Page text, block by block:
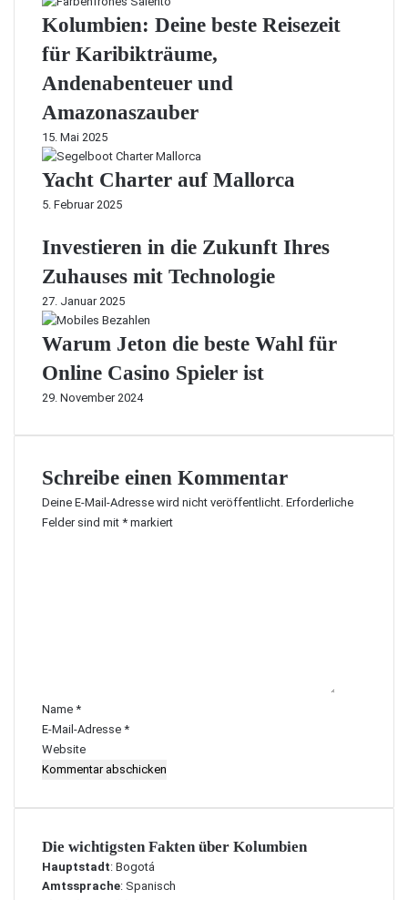
Kolumbien: Deine beste Reisezeit
für Karibikträume,
Andenabenteuer und
Amazonaszauber
15. Mai 2025
Yacht Charter auf Mallorca
5. Februar 2025
Investieren in die Zukunft Ihres
Zuhauses mit Technologie
27. Januar 2025
Warum Jeton die beste Wahl für
Online Casino Spieler ist
29. November 2024
Schreibe einen Kommentar
Deine E-Mail-Adresse wird nicht veröffentlicht. Erforderliche
Felder sind mit * markiert
r
*
Name *
E-Mail-Adresse *
Website
Die wichtigsten Fakten über Kolumbien
Hauptstadt: Bogotá
Amtssprache: Spanisch